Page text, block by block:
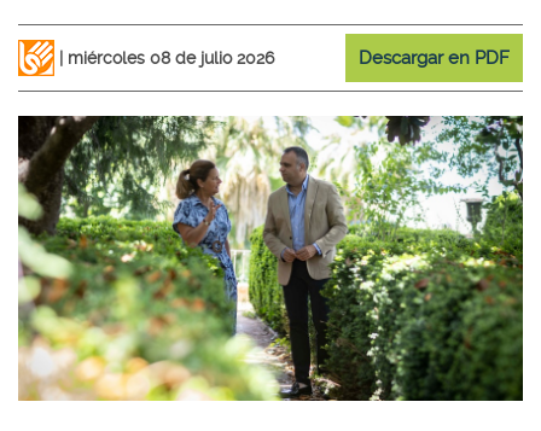
miércoles 08 de julio 2026 Descargar en PDF